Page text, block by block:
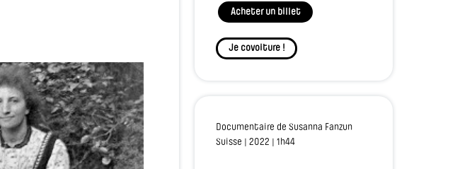
Acheter un billet
Je covoiture !
Documentaire de Susanna Fanzun
Suisse | 2022 | 1h44